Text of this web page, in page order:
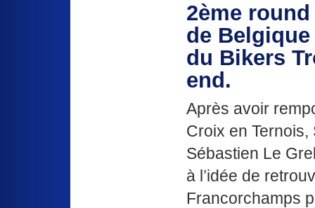
2ème
de
du Bikers
end.
Après avoir
Croix en
Sébastien Le
à l’idée de
Francorchamps